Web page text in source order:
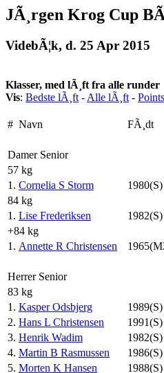
JÃ¸rgen Krog Cup
VidebÃ¦k, d. 25 Apr 2015
Klasser, med lÃ¸ft fra alle runder
Vis: Bedste lÃ¸ft - Alle lÃ¸ft - Points
# Navn FÃ¸dt
Damer Senior
57 kg
1. Cornelia S Storm 1980(S)
84 kg
1. Lise Frederiksen 1982(S)
+84 kg
1. Annette R Christensen
Herrer Senior
83 kg
1. Kasper Odsbjerg 1989(S)
2. Hans L Christensen 1991(S)
3. Henrik Wadim 1982(S)
4. Martin B Rasmussen 1986(S)
5. Morten K Hansen 1988(S)